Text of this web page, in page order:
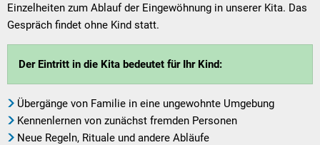
Grundsteuerreform
Satzungen und Richtlinien
Einzelheiten zum Ablauf der Eingewöhnung in unserer Kita. Das
Gespräch findet ohne Kind statt.
Der Eintritt in die Kita bedeutet für Ihr Kind:
Übergänge von Familie in eine ungewohnte Umgebung
Kennenlernen von zunächst fremden Personen
Neue Regeln, Rituale und andere Abläufe